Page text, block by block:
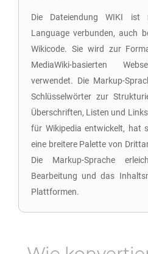
Die Dateiendung WIKI ist
Language verbunden, auch
Wikicode. Sie wird zur
MediaWiki-basierten
verwendet. Die Markup-
Schlüsselwörter zur
Überschriften, Listen und
für Wikipedia entwickelt, hat
eine breitere Palette von
Die Markup-Sprache
Bearbeitung und das
Plattformen.